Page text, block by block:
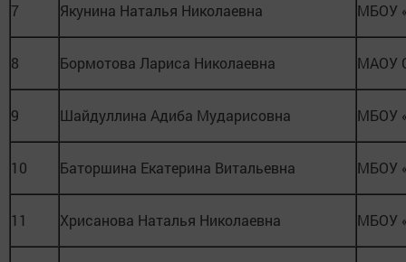
7 Якунина Наталья Николаевна МБОУ
8 Бормотова Лариса Николаевна МАОУ
9 Шайдуллина Адиба Мударисовна МБОУ
10 Баторшина Екатерина Витальевна МБОУ
11 Хрисанова Наталья Николаевна МБОУ